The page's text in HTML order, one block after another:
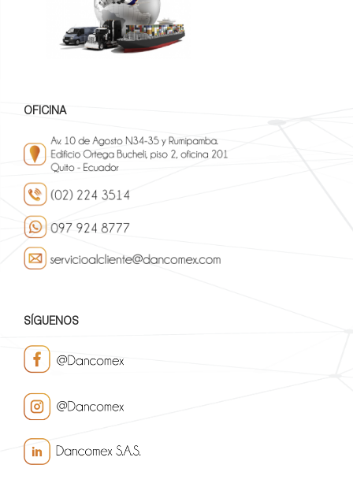
OFICINA
SÍGUENOS